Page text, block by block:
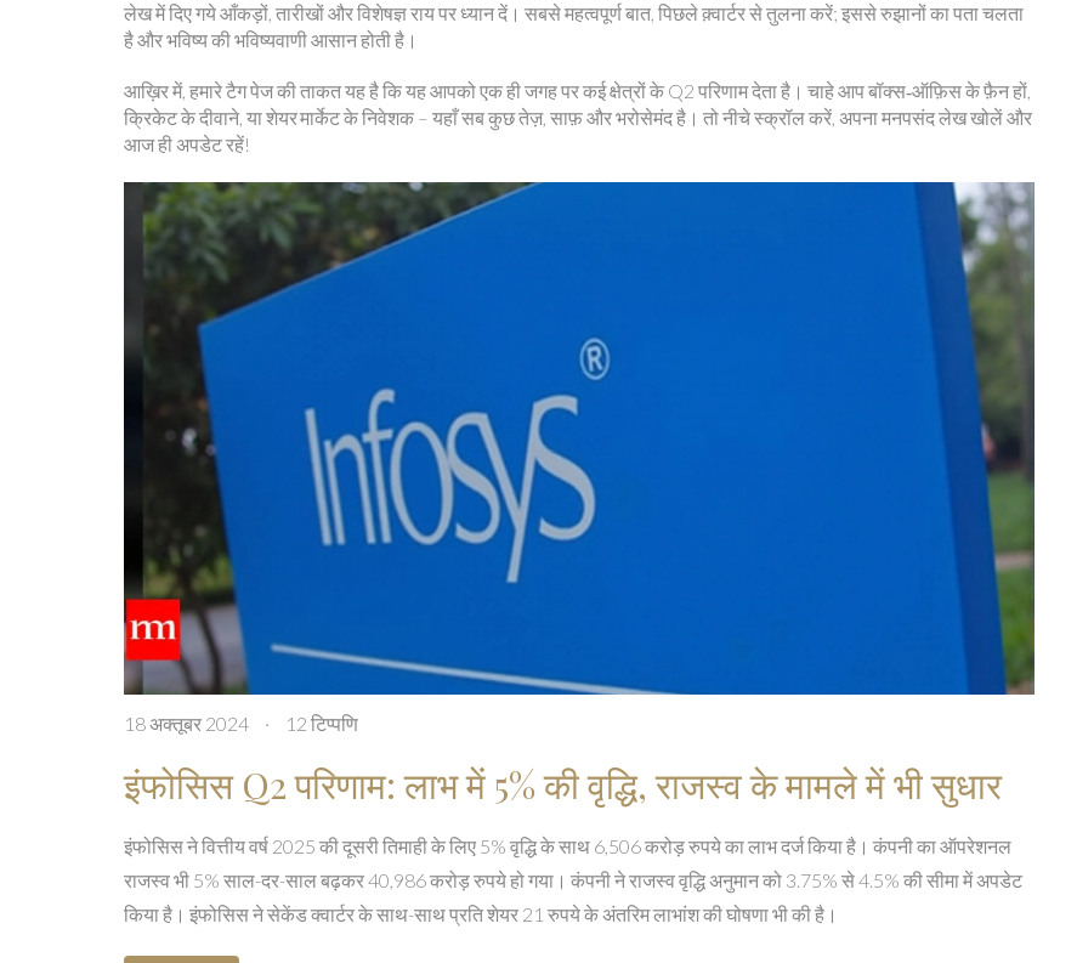
लेख में दिए गये आँकड़ों, तारीखों और विशेषज्ञ राय पर ध्यान दें। सबसे महत्वपूर्ण बात, पिछले क़्वार्टर से तुलना करें; इससे रुझानों का पता चलता
है और भविष्य की भविष्यवाणी आसान होती है।
आख़िर में, हमारे टैग पेज की ताकत यह है कि यह आपको एक ही जगह पर कई क्षेत्रों के Q2 परिणाम देता है। चाहे आप बॉक्स‑ऑफ़िस के फ़ैन हों,
क्रिकेट के दीवाने, या शेयर मार्केट के निवेशक – यहाँ सब कुछ तेज़, साफ़ और भरोसेमंद है। तो नीचे स्क्रॉल करें, अपना मनपसंद लेख खोलें और
आज ही अपडेट रहें!
18 अक्तूबर 2024 · 12 टिप्पणि
इंफोसिस Q2 परिणाम: लाभ में 5% की वृद्धि, राजस्व के मामले में भी सुधार
इंफोसिस ने वित्तीय वर्ष 2025 की दूसरी तिमाही के लिए 5% वृद्धि के साथ 6,506 करोड़ रुपये का लाभ दर्ज किया है। कंपनी का ऑपरेशनल
राजस्व भी 5% साल-दर-साल बढ़कर 40,986 करोड़ रुपये हो गया। कंपनी ने राजस्व वृद्धि अनुमान को 3.75% से 4.5% की सीमा में अपडेट
किया है। इंफोसिस ने सेकेंड क्वार्टर के साथ-साथ प्रति शेयर 21 रुपये के अंतरिम लाभांश की घोषणा भी की है।